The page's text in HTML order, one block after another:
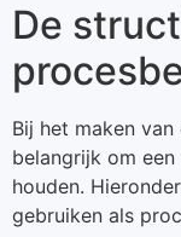
De
Bij het maken
belangrijk om
houden.
gebruiken als